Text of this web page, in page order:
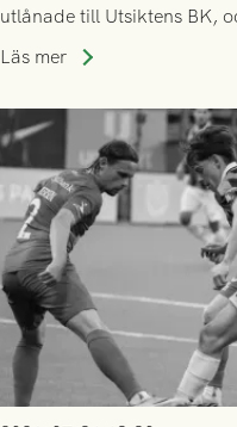
utlånade till Utsiktens BK,
speltid i Hestrafors genom
Läs mer